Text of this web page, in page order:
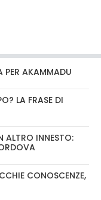
AKAMMADU
LA FRASE DI
ALTRO INNESTO:
CONOSCENZE,